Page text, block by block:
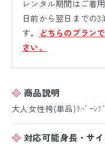
レンタル期間はご着
日前から翌日までの
す。
どちらのプラン
さい。
商品説明
大人女性袴(単品)ﾘﾊﾞｰｼﾌ
対応可能身長・サ